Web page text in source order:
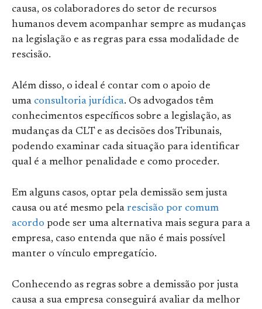
causa, os colaboradores do setor de recursos
humanos devem acompanhar sempre as mudanças
na legislação e as regras para essa modalidade de
rescisão.
Além disso, o ideal é contar com o apoio de
uma consultoria jurídica. Os advogados têm
conhecimentos específicos sobre a legislação, as
mudanças da CLT e as decisões dos Tribunais,
podendo examinar cada situação para identificar
qual é a melhor penalidade e como proceder.
Em alguns casos, optar pela demissão sem justa
causa ou até mesmo pela rescisão por comum
acordo pode ser uma alternativa mais segura para a
empresa, caso entenda que não é mais possível
manter o vínculo empregatício.
Conhecendo as regras sobre a demissão por justa
causa a sua empresa conseguirá avaliar da melhor